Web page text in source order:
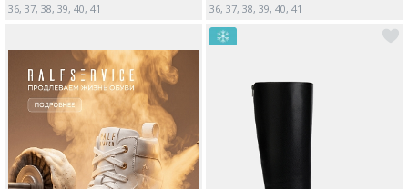
36, 37, 38, 39, 40, 41
36, 37, 38, 39, 40, 41